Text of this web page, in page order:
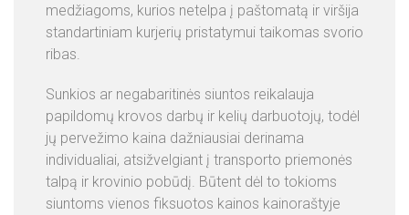
medžiagoms, kurios netelpa į paštomatą ir viršija
standartiniam kurjerių pristatymui taikomas svorio
ribas.
Sunkios ar negabaritinės siuntos reikalauja
papildomų krovos darbų ir kelių darbuotojų, todėl
jų pervežimo kaina dažniausiai derinama
individualiai, atsižvelgiant į transporto priemonės
talpą ir krovinio pobūdį. Būtent dėl to tokioms
siuntoms vienos fiksuotos kainos kainoraštyje